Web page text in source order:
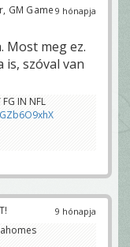
9 hónapja
GM Game
Most meg ez.
is, szóval van
FG IN NFL
9 hónapja